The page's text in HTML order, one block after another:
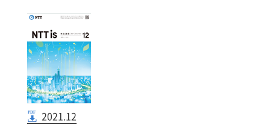
2021.12